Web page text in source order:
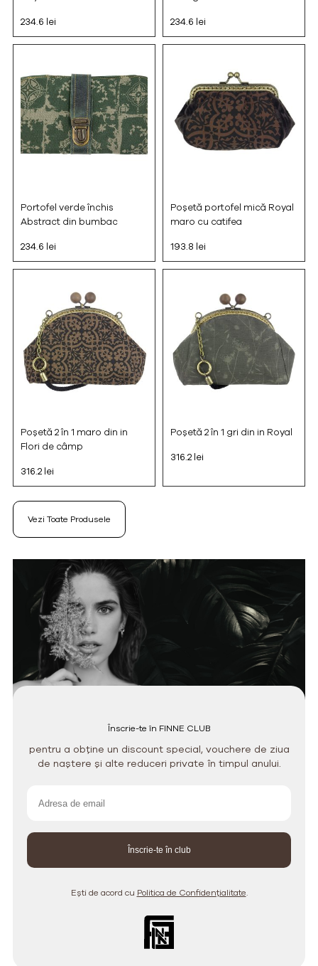
234.6 lei
234.6 lei
Portofel verde închis
Abstract din bumbac
234.6 lei
Poșetă portofel mică Royal
maro cu catifea
193.8 lei
Poșetă 2 în 1 maro din in
Flori de câmp
316.2 lei
Poșetă 2 în 1 gri din in Royal
316.2 lei
Vezi Toate Produsele
Înscrie-te în FINNE CLUB
pentru a obține un discount special, vouchere de ziua
de naștere și alte reduceri private în timpul anului.
Ești de acord cu Politica de Confidențialitate.